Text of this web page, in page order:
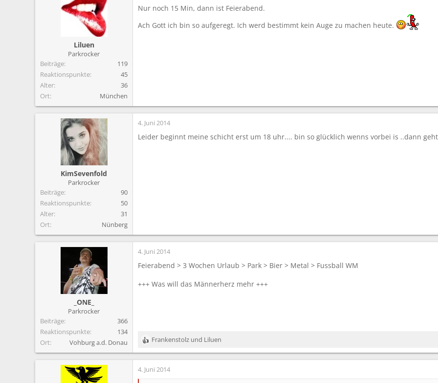
Liluen
Parkrocker
Beiträge
119
Reaktionspunkte
45
Alter
36
Ort
München
Nur noch 15 Min, dann ist Feierabend.
Ach Gott ich bin so aufgeregt. Ich werd bestimmt kein Auge zu machen heute.
KimSevenfold
Parkrocker
Beiträge
90
Reaktionspunkte
50
Alter
31
Ort
Nünberg
4. Juni 2014
Leider beginnt meine schicht erst um 18 uhr.... bin so glücklich wenns vorbei is ..dann
_ONE_
Parkrocker
Beiträge
366
Reaktionspunkte
134
Ort
Vohburg a.d. Donau
4. Juni 2014
Feierabend > 3 Wochen Urlaub > Park > Bier > Metal > Fussball WM
+++ Was will das Männerherz mehr +++
R
e
a
k
Frankenstolz und Liluen
4. Juni 2014